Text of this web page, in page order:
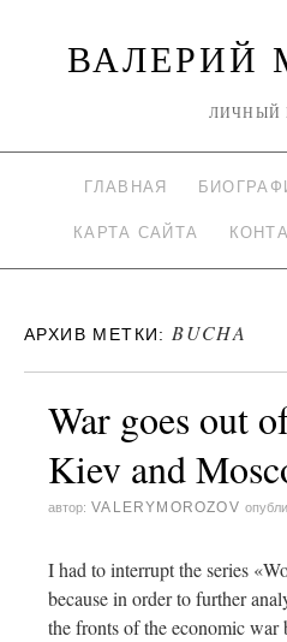
ВАЛЕРИЙ
ЛИЧНЫЙ
ГЛАВНАЯ
КАРТА САЙТА
АРХИВ МЕТКИ: BUCHA
War goes out
Kiev and
автор: VALERYMOROZOV
I had to interrupt the series
because in order to further
the fronts of the economic war